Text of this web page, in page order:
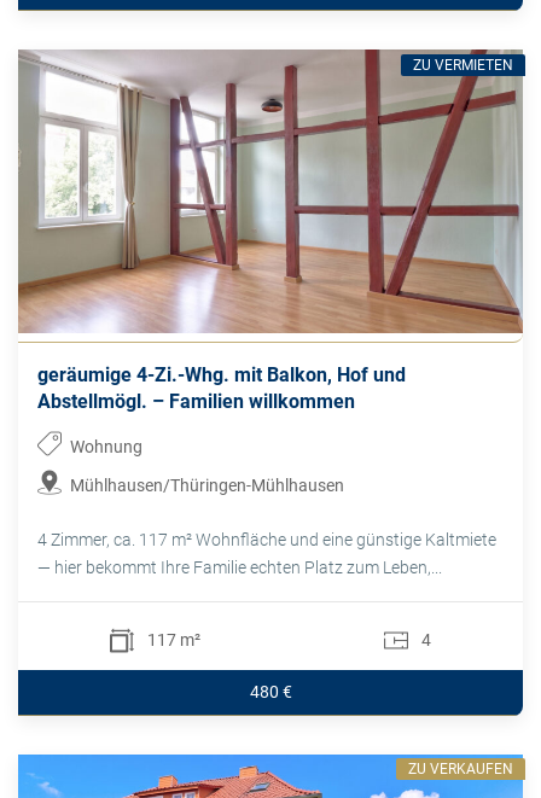
geräumige 4-Zi.-Whg. mit Balkon, Hof und
Abstellmögl. – Familien willkommen
Wohnung
Mühlhausen/Thüringen-Mühlhausen
4 Zimmer, ca. 117 m² Wohnfläche und eine günstige Kaltmiete
— hier bekommt Ihre Familie echten Platz zum Leben,...
117 m² 4
480 €
ZU VERMIETEN
ZU VERKAUFEN